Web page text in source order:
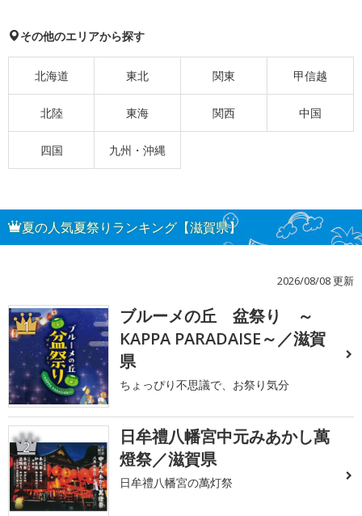
その他のエリアから探す
北海道 東北 関東 甲信越
北陸 東海 関西 中国
四国 九州・沖縄
夏の人気夏祭りランキング【滋賀県】
2026/08/08 更新
1
ブルーメの丘 盆祭り ～
KAPPA PARADAISE～／滋賀
県
ちょっぴり不思議で、お祭り気分
2
日牟禮八幡宮中元みあかし萬
燈祭／滋賀県
日牟禮八幡宮の萬灯祭